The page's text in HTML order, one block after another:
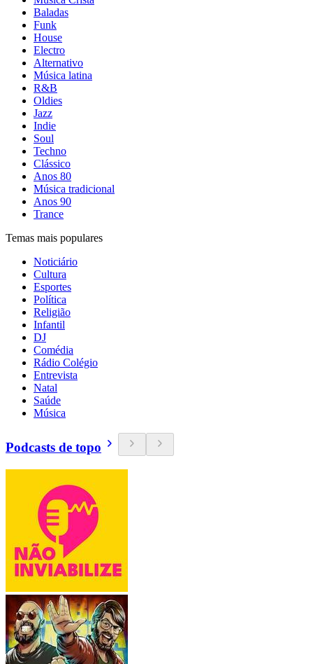
Baladas
Funk
House
Electro
Alternativo
Música latina
R&B
Oldies
Jazz
Indie
Soul
Techno
Clássico
Anos 80
Música tradicional
Anos 90
Trance
Temas mais populares
Noticiário
Cultura
Esportes
Política
Religião
Infantil
DJ
Comédia
Rádio Colégio
Entrevista
Natal
Saúde
Música
Podcasts de topo